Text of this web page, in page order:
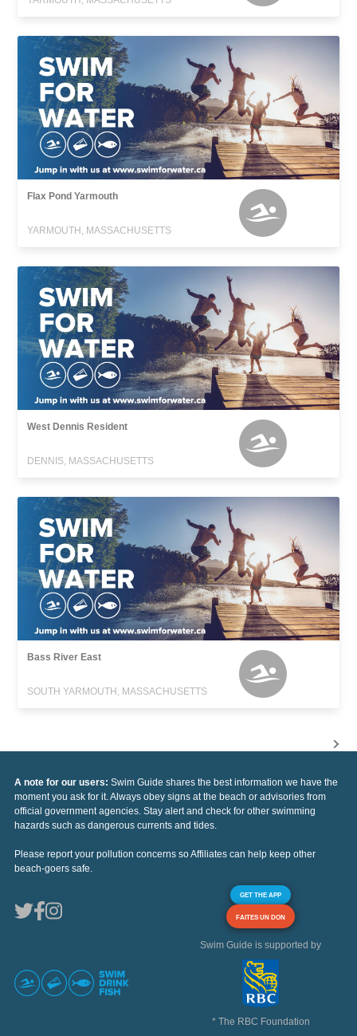
Flax Pond Yarmouth
YARMOUTH, MASSACHUSETTS
West Dennis Resident
DENNIS, MASSACHUSETTS
Bass River East
SOUTH YARMOUTH, MASSACHUSETTS
A note for our users: Swim Guide shares the best information we have the
moment you ask for it. Always obey signs at the beach or advisories from
official government agencies. Stay alert and check for other swimming
hazards such as dangerous currents and tides.
Please report your pollution concerns so Affiliates can help keep other
beach-goers safe.
GET THE APP
FAITES UN DON
Swim Guide is supported by
* The RBC Foundation